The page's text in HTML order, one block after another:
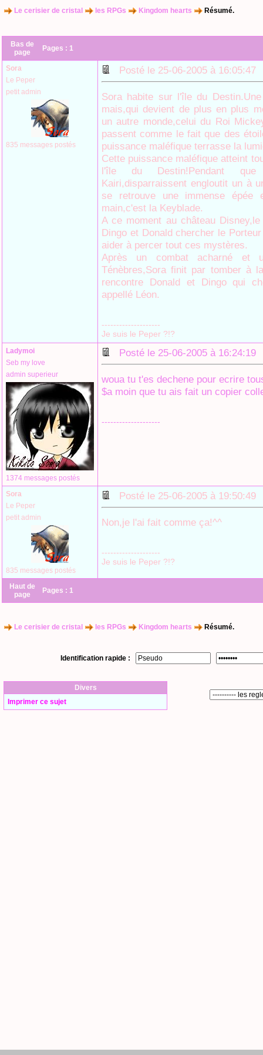
Le cerisier de cristal les RPGs Kingdom hearts Résumé.
Bas de
page
Pages : 1
Sora
Le Peper
petit admin
835 messages postés
Posté le 25-06-2005 à
Sora habite sur l'île du
mais,qui devient de plus en plus
un autre monde,celui du Roi
passent comme le fait que des
puissance maléfique terrasse la
Cette puissance maléfique atteint
l'île du Destin!Pendant
Kairi,disparraissent engloutit un à
se retrouve une immense
main,c'est la Keyblade.
A ce moment au château
Dingo et Donald chercher le
aider à percer tout ces mystères.
Après un combat acharné et
Ténèbres,Sora finit par tomber à
rencontre Donald et Dingo qui
appellé Léon.
--------------------
Je suis le Peper ?!?
Ladymoi
Seb my love
admin superieur
1374 messages postés
Posté le 25-06-2005 à
woua tu t'es dechene pour ecrire
$a moin que tu ais fait un copier
--------------------
Sora
Le Peper
petit admin
835 messages postés
Posté le 25-06-2005 à
Non,je l'ai fait comme ça!^^
--------------------
Je suis le Peper ?!?
Haut de
page
Pages : 1
Le cerisier de cristal les RPGs Kingdom hearts Résumé.
Identification rapide :
Divers
Imprimer ce sujet